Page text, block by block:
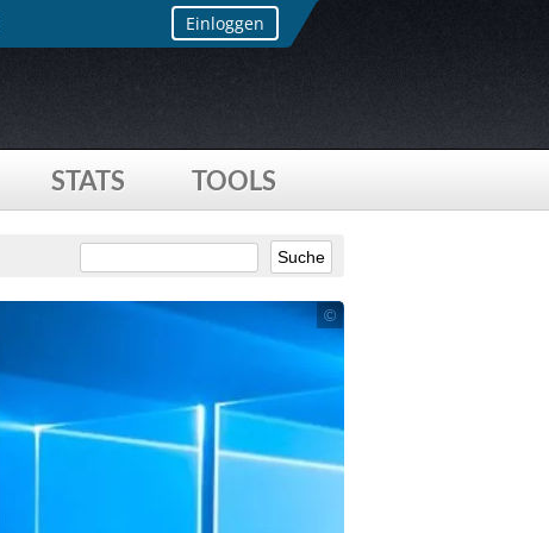
Einloggen
STATS TOOLS
©